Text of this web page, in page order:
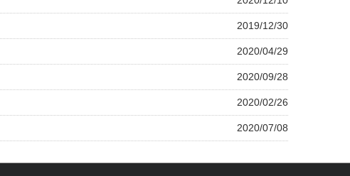
2019/12/30
2020/04/29
2020/09/28
2020/02/26
2020/07/08